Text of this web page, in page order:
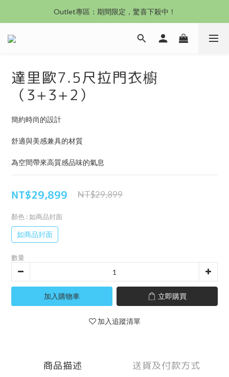
沙發新登場｜想躺就躺，頭等艙到商務艙一次擁有
Outlet專區：期間限定，驚喜下殺中！
沙發新登場｜想躺就躺，頭等艙到商務艙一次擁有
達里歐7.5尺拉門衣櫥
（3+3+2）
簡約時尚的設計
舒適與美感兼具的材質
為空間帶來高質感品味的氣息
NT$29,899 NT$29,899
顏色 : 如商品封面
如商品封面
數量
加入購物車 立即購買
加入追蹤清單
商品描述 送貨及付款方式